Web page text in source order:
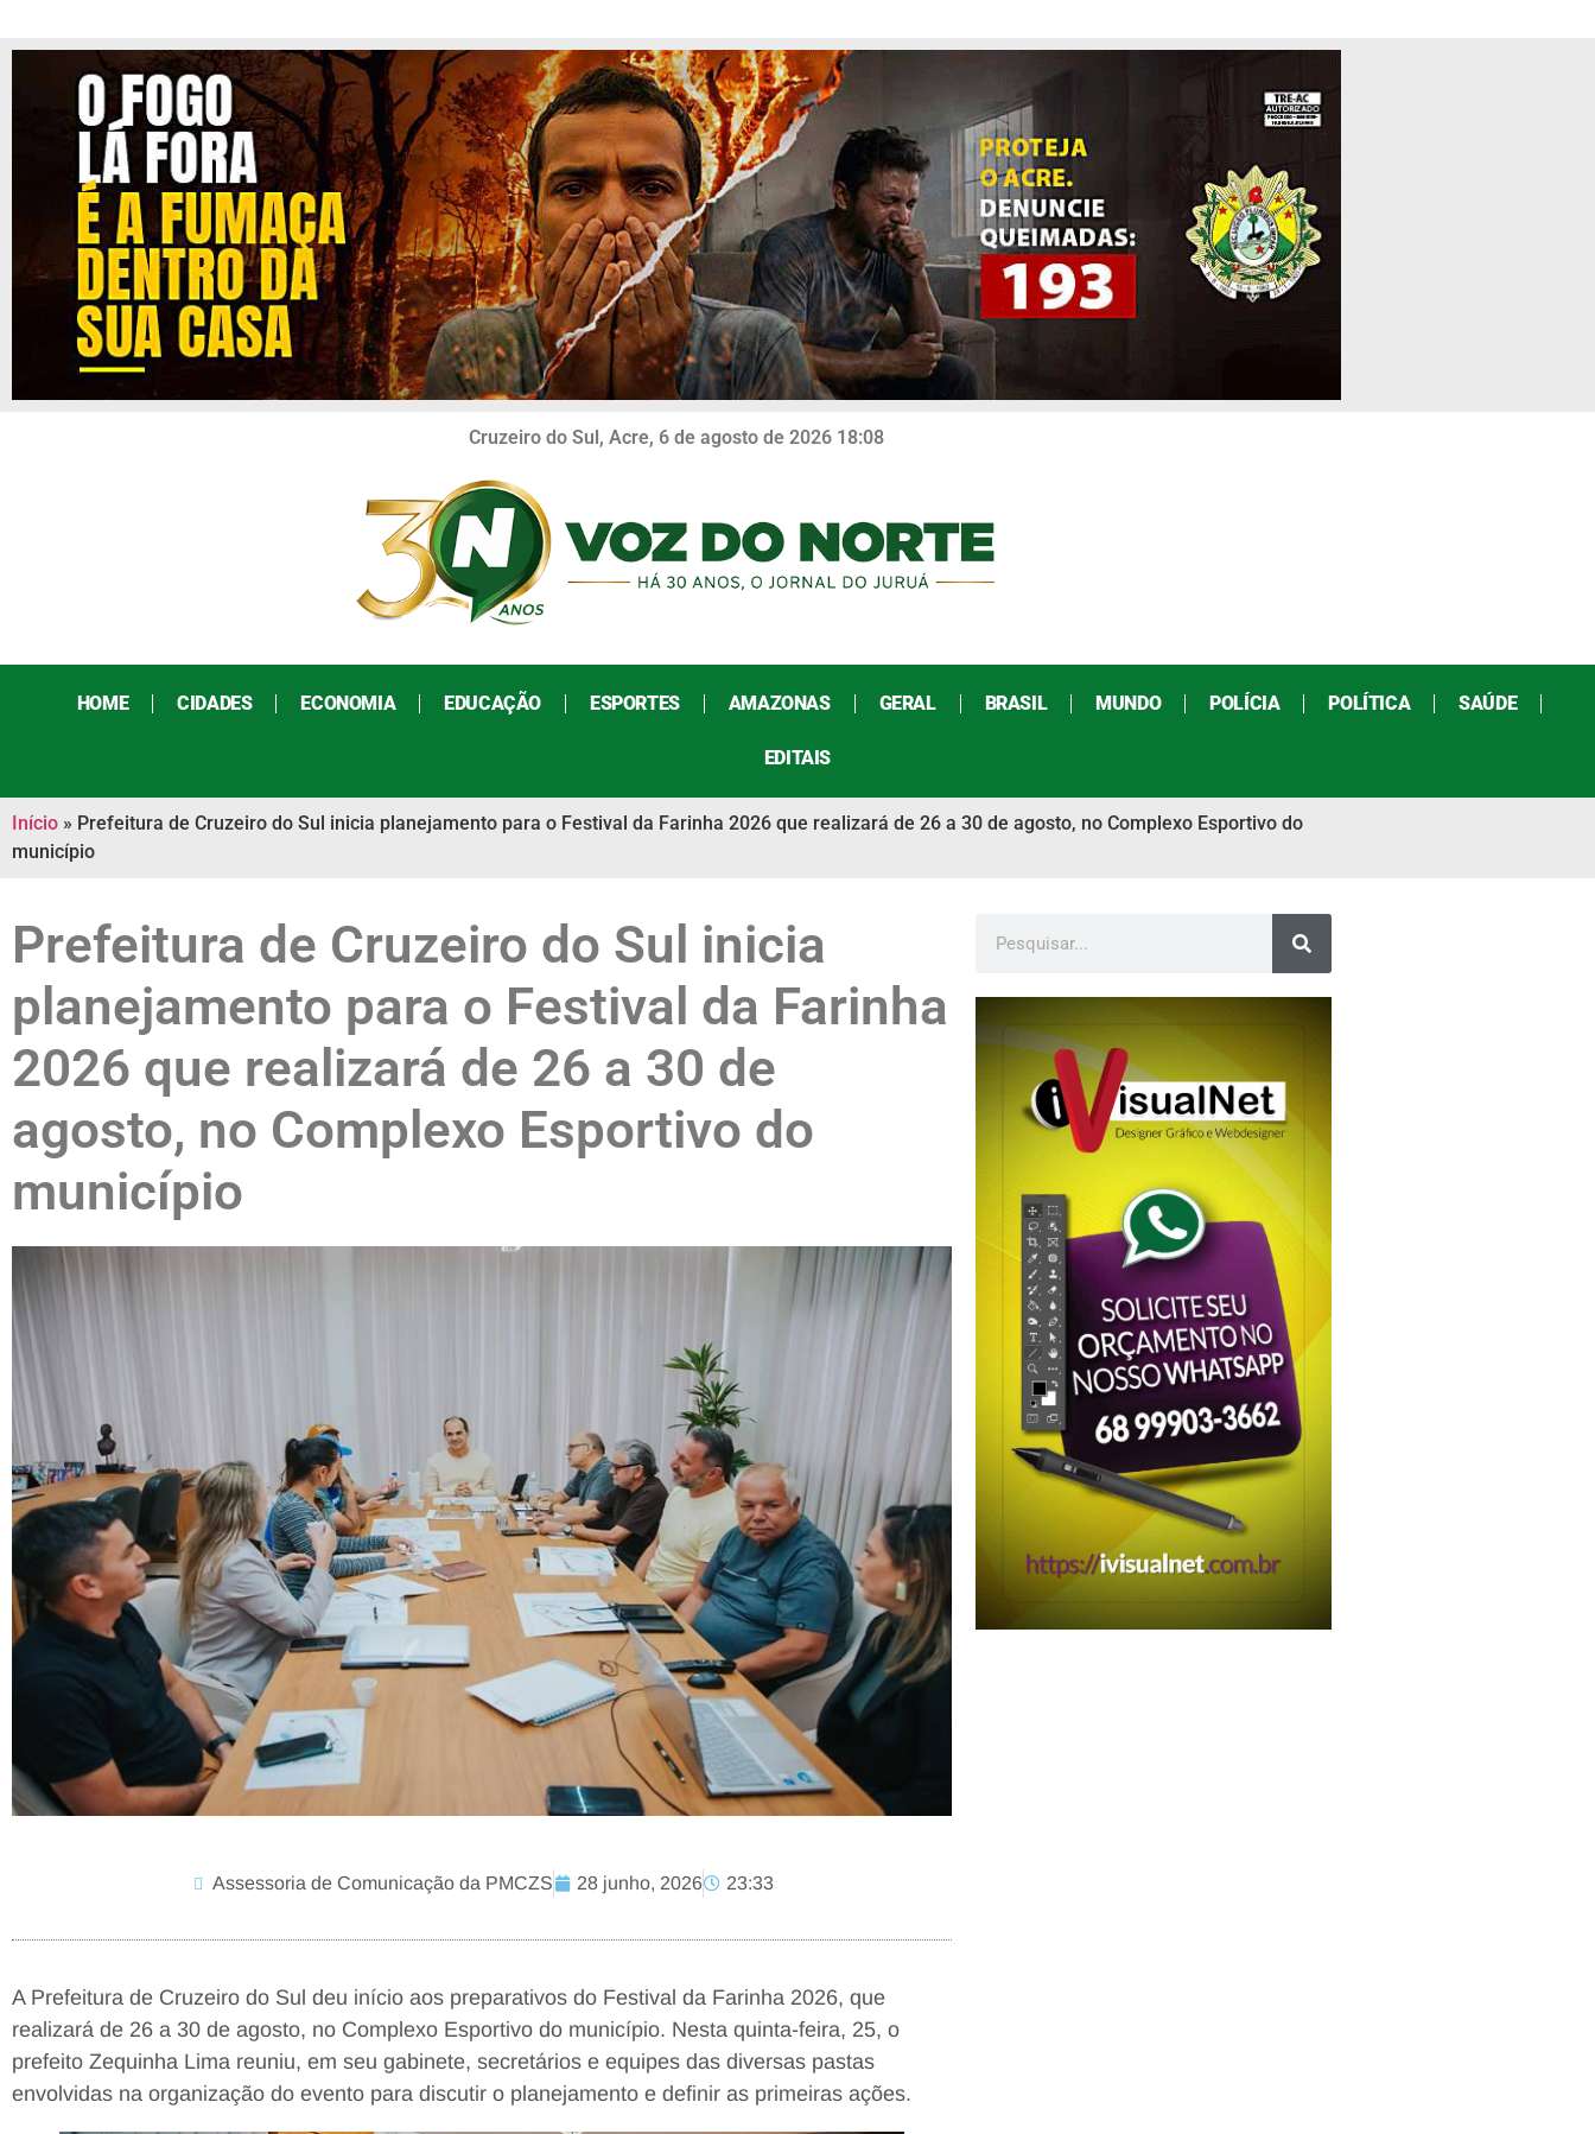
Cruzeiro do Sul, Acre, 6 de agosto de 2026 18:08
HOME CIDADES ECONOMIA EDUCAÇÃO ESPORTES AMAZONAS GERAL BRASIL MUNDO POLÍCIA POLÍTICA SAÚDE
EDITAIS
Início » Prefeitura de Cruzeiro do Sul inicia planejamento para o Festival da Farinha 2026 que realizará de 26 a 30 de agosto, no Complexo Esportivo do
município
Prefeitura de Cruzeiro do Sul inicia
planejamento para o Festival da Farinha
2026 que realizará de 26 a 30 de
agosto, no Complexo Esportivo do
município
Assessoria de Comunicação da PMCZS 28 junho, 2026 23:33
A Prefeitura de Cruzeiro do Sul deu início aos preparativos do Festival da Farinha 2026, que
realizará de 26 a 30 de agosto, no Complexo Esportivo do município. Nesta quinta-feira, 25, o
prefeito Zequinha Lima reuniu, em seu gabinete, secretários e equipes das diversas pastas
envolvidas na organização do evento para discutir o planejamento e definir as primeiras ações.